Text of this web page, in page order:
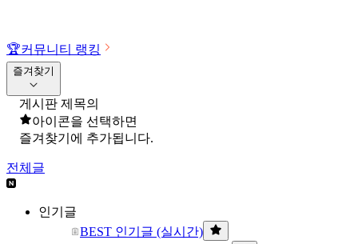
🏆커뮤니티 랭킹
즐겨찾기
게시판 제목의
아이콘을 선택하면
즐겨찾기에 추가됩니다.
전체글
인기글
BEST 인기글 (실시간)